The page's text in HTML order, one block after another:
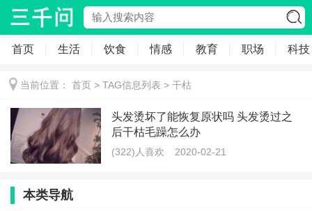
首页 生活 饮食 情感 教育 职场 科技
当前位置： 首页 > TAG信息列表 > 干枯
头发烫坏了能恢复原状吗 头发烫过之
后干枯毛躁怎么办
(322)人喜欢 2020-02-21
本类导航